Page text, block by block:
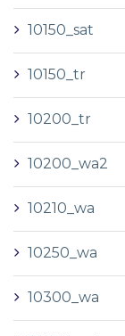
10150_sat
10150_tr
10200_tr
10200_wa2
10210_wa
10250_wa
10300_wa